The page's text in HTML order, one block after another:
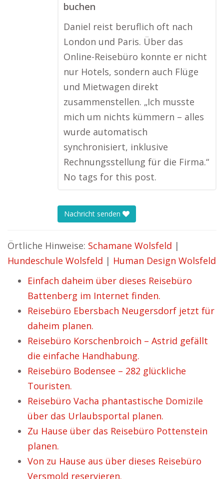
buchen
Daniel reist beruflich oft nach
London und Paris. Über das
Online-Reisebüro konnte er nicht
nur Hotels, sondern auch Flüge
und Mietwagen direkt
zusammenstellen. „Ich musste
mich um nichts kümmern – alles
wurde automatisch
synchronisiert, inklusive
Rechnungsstellung für die Firma.“
No tags for this post.
Nachricht senden
Örtliche Hinweise: Schamane Wolsfeld |
Hundeschule Wolsfeld | Human Design Wolsfeld
Einfach daheim über dieses Reisebüro
Battenberg im Internet finden.
Reisebüro Ebersbach Neugersdorf jetzt für
daheim planen.
Reisebüro Korschenbroich – Astrid gefällt
die einfache Handhabung.
Reisebüro Bodensee – 282 glückliche
Touristen.
Reisebüro Vacha phantastische Domizile
über das Urlaubsportal planen.
Zu Hause über das Reisebüro Pottenstein
planen.
Von zu Hause aus über dieses Reisebüro
Versmold reservieren.